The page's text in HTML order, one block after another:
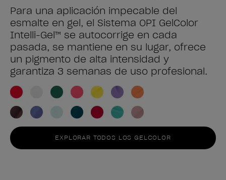
Para una aplicación impecable del
esmalte en gel, el Sistema OPI GelColor
Intelli-Gel™ se autocorrige en cada
pasada, se mantiene en su lugar, ofrece
un pigmento de alta intensidad y
garantiza 3 semanas de uso profesional.
EXPLORAR TODOS LOS GELCOLOR